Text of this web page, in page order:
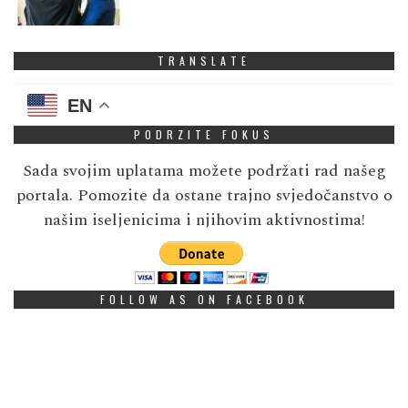
TRANSLATE
EN
PODRZITE FOKUS
Sada svojim uplatama možete podržati rad našeg
portala. Pomozite da ostane trajno svjedočanstvo o
našim iseljenicima i njihovim aktivnostima!
FOLLOW AS ON FACEBOOK